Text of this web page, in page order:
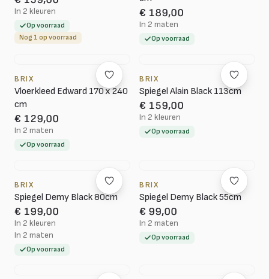
In 2 kleuren
Op voorraad
Nog 1 op voorraad
€ 189,00
In 2 maten
Op voorraad
BRIX
Vloerkleed Edward 170 x 240
cm
€ 129,00
In 2 maten
Op voorraad
BRIX
Spiegel Alain Black 113cm
€ 159,00
In 2 kleuren
Op voorraad
BRIX
Spiegel Demy Black 80cm
€ 199,00
In 2 kleuren
In 2 maten
Op voorraad
BRIX
Spiegel Demy Black 55cm
€ 99,00
In 2 maten
Op voorraad